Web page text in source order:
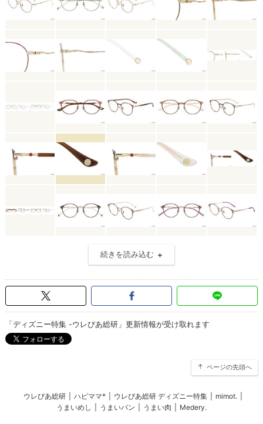
続きを読み込む
「ディズニー特集 -ウレぴあ総研」更新情報が受け取れます
ページの先頭へ
ウレぴあ総研 ハピママ* ウレぴあ総研 ディズニー特集 mimot.
うまいめし
うまいパン うまい肉 Medery.